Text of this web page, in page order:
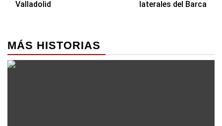
Valladolid
laterales del Barca
MÁS HISTORIAS